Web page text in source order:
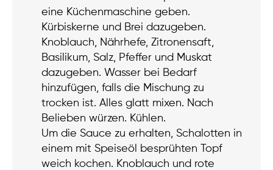
eine Küchenmaschine geben.
Kürbiskerne und Brei dazugeben.
Knoblauch, Nährhefe, Zitronensaft,
Basilikum, Salz, Pfeffer und Muskat
dazugeben. Wasser bei Bedarf
hinzufügen, falls die Mischung zu
trocken ist. Alles glatt mixen. Nach
Belieben würzen. Kühlen.
Um die Sauce zu erhalten, Schalotten in
einem mit Speiseöl besprühten Topf
weich kochen. Knoblauch und rote